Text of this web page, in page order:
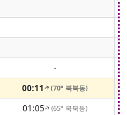
-
00:11 ↑(70° 북북동)
01:05↑(65° 북북동)